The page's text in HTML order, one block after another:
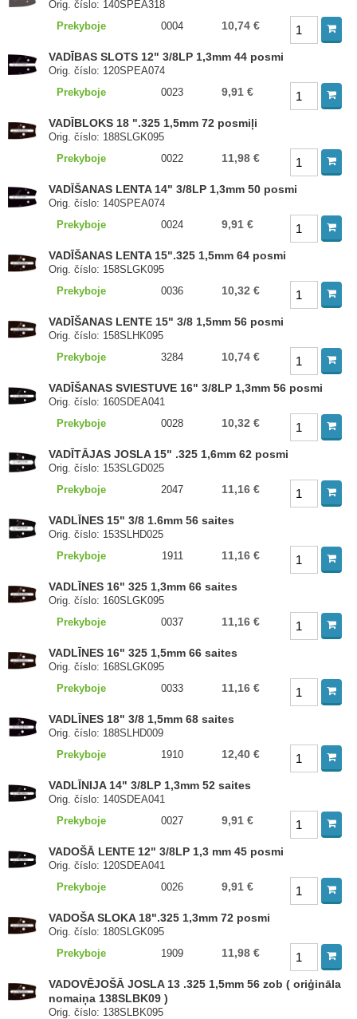
Orig. číslo: 140SPEA318
Prekyboje
0004 10,74 €
VADĪBAS SLOTS 12" 3/8LP 1,3mm 44 posmi
Orig. číslo: 120SPEA074
Prekyboje
0023 9,91 €
VADĪBLOKS 18 ".325 1,5mm 72 posmiļi
Orig. číslo: 188SLGK095
Prekyboje
0022 11,98 €
VADĪŠANAS LENTA 14" 3/8LP 1,3mm 50 posmi
Orig. číslo: 140SPEA074
Prekyboje
0024 9,91 €
VADĪŠANAS LENTA 15".325 1,5mm 64 posmi
Orig. číslo: 158SLGK095
Prekyboje
0036 10,32 €
VADĪŠANAS LENTE 15" 3/8 1,5mm 56 posmi
Orig. číslo: 158SLHK095
Prekyboje
3284 10,74 €
VADĪŠANAS SVIESTUVE 16" 3/8LP 1,3mm 56 posmi
Orig. číslo: 160SDEA041
Prekyboje
0028 10,32 €
VADĪTĀJAS JOSLA 15" .325 1,6mm 62 posmi
Orig. číslo: 153SLGD025
Prekyboje
2047 11,16 €
VADLĪNES 15" 3/8 1.6mm 56 saites
Orig. číslo: 153SLHD025
Prekyboje
1911 11,16 €
VADLĪNES 16" 325 1,3mm 66 saites
Orig. číslo: 160SLGK095
Prekyboje
0037 11,16 €
VADLĪNES 16" 325 1,5mm 66 saites
Orig. číslo: 168SLGK095
Prekyboje
0033 11,16 €
VADLĪNES 18" 3/8 1,5mm 68 saites
Orig. číslo: 188SLHD009
Prekyboje
1910 12,40 €
VADLĪNIJA 14" 3/8LP 1,3mm 52 saites
Orig. číslo: 140SDEA041
Prekyboje
0027 9,91 €
VADOŠĀ LENTE 12" 3/8LP 1,3 mm 45 posmi
Orig. číslo: 120SDEA041
Prekyboje
0026 9,91 €
VADOŠA SLOKA 18".325 1,3mm 72 posmi
Orig. číslo: 180SLGK095
Prekyboje
1909 11,98 €
VADOVĒJOŠĀ JOSLA 13 .325 1,5mm 56 zob ( oriģināla
nomaiņa 138SLBK09 )
Orig. číslo: 138SLBK095